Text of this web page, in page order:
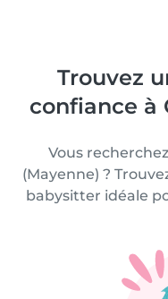
Trouvez
confiance à
Vous
(Mayenne) ?
babysitter idéale